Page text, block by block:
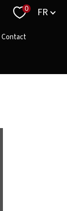
0 Langue
FR
Contact